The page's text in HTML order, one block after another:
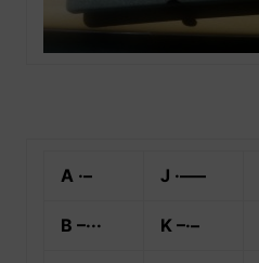
A ·– J ·–––
B –··· K –·–